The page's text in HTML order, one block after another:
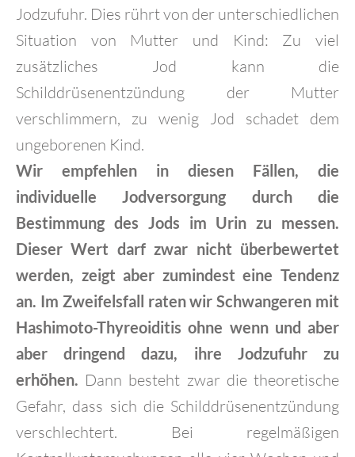
Jodzufuhr. Dies rührt von der unterschiedlichen
Situation von Mutter und Kind: Zu viel
zusätzliches Jod kann die
Schilddrüsenentzündung der Mutter
verschlimmern, zu wenig Jod schadet dem
ungeborenen Kind.
Wir empfehlen in diesen Fällen, die
individuelle Jodversorgung durch die
Bestimmung des Jods im Urin zu messen.
Dieser Wert darf zwar nicht überbewertet
werden, zeigt aber zumindest eine Tendenz
an. Im Zweifelsfall raten wir Schwangeren mit
Hashimoto-Thyreoiditis ohne wenn und aber
aber dringend dazu, ihre Jodzufuhr zu
erhöhen. Dann besteht zwar die theoretische
Gefahr, dass sich die Schilddrüsenentzündung
verschlechtert. Bei regelmäßigen